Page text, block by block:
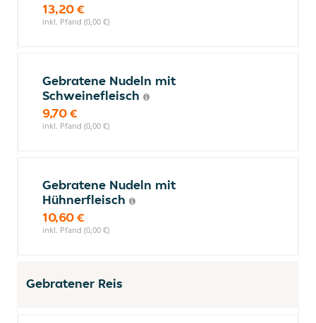
13,20 €
inkl. Pfand (0,00 €)
Gebratene Nudeln mit
Schweinefleisch
9,70 €
inkl. Pfand (0,00 €)
Gebratene Nudeln mit
Hühnerfleisch
10,60 €
inkl. Pfand (0,00 €)
Gebratener Reis